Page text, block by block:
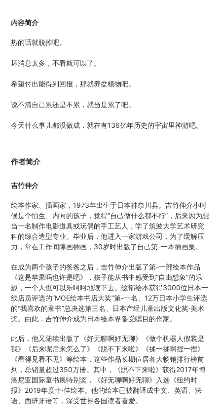
内容简介
热的话就脱掉吧。
坏消息太多，不看就可以了。
希望付出能得到回报，那就养盆植物吧。
说不清自己累还是不累，就当是累了吧。
今天什么事儿都没做成，就在有136亿年历史的宇宙里神游吧。
作者简介
吉竹伸介
绘本作家、插画家，1973年出生于日本神奈川县。吉竹伸介小时
候是个怕生、内向的孩子，觉得“自己做什么都不行”，后来因为想
当一名制作电影道具或玩偶的手工艺人，学了筑波大学艺术研究
科的综合造型专业。毕业后，他进入一家游戏公司，为了缓解压
力，常在工作间隙画插画，30岁时出版了自己第-一本插画集。
在成为两个孩子的爸爸之后，吉竹伸介出版了第-一部绘本作品
《这是苹果吗也许是吧》，孩子能从书中感受到“自由想象”的乐
趣，一个人也可以乐呵呵地读下去。这部绘本获得3000位日本一
线店员评选的“MOE绘本书店大奖”第-一名、12万日本小学生评选
的“我喜欢的童书”总决选第三名、日本产经儿童出版文化奖·美术
奖。由此，吉竹伸介成为日本绘本界备受瞩目的作家。
此后，他又陆续出版了《好无聊啊好无聊》《做个机器人假装是
我》《后来呢后来怎么了》《脱不下来啦》《揉一揉啊捏一捏》
《看得见看不见》等绘本，这些作品长期位居各大畅销排行榜前
列，总销量超过350万册。其中，《脱不下来啦》获得2017年博
洛尼亚国际童书展特别奖，《好无聊啊好无聊》入选《纽约时
报》2019年度十·佳绘本。他的绘本已被翻译成中文、英语、法
语、西班牙语等，深受世界各国读者喜爱。